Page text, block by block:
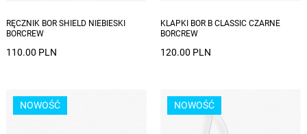
RĘCZNIK BOR SHIELD NIEBIESKI
BORCREW
110.00 PLN
KLAPKI BOR B CLASSIC CZARNE
BORCREW
120.00 PLN
NOWOŚĆ NOWOŚĆ